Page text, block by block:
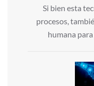
Si bien esta
procesos,
humana